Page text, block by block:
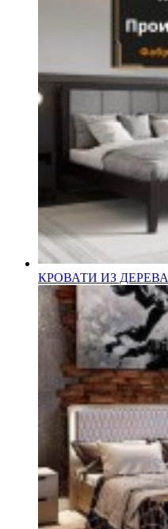
КРОВАТИ ИЗ ДЕРЕВА